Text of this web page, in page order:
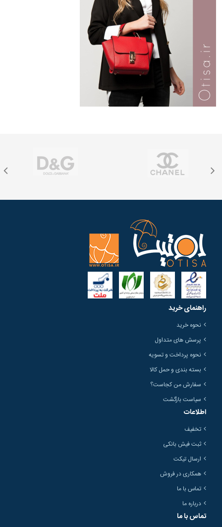
راهنمای خرید
نحوه خرید
پرسش های متداول
نحوه پرداخت و تسویه
بسته بندی و حمل کالا
سفارش من کجاست؟
سیاست بازگشت
اطلاعات
تخفیف
ثبت فیش بانکی
ارسال تیکت
همکاری در فروش
تماس با ما
درباره ما
تماس با ما